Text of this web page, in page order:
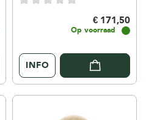
€ 171,50
Op voorraad
INFO